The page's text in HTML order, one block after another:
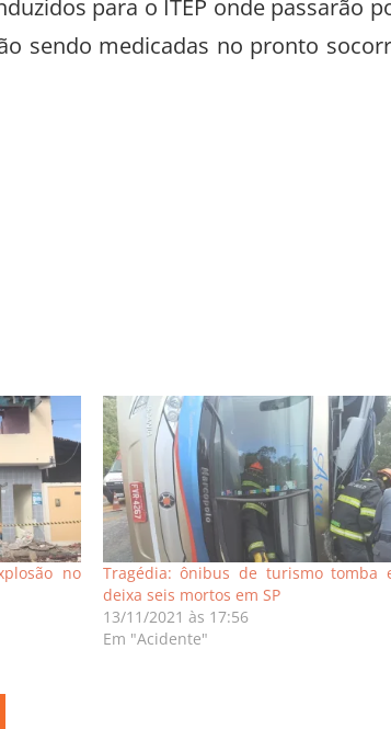
para o ITEP onde passarão
sendo medicadas no pronto
no
Tragédia: ônibus de turismo tomba
deixa seis mortos em SP
13/11/2021 às 17:56